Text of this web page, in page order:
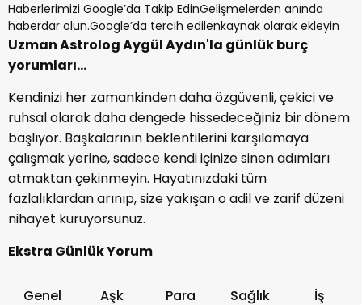
Haberlerimizi Google’da Takip EdinGelişmelerden anında
haberdar olun.Google’da tercih edilenkaynak olarak ekleyin
Uzman Astrolog Aygül Aydın'la günlük burç
yorumları...
Kendinizi her zamankinden daha özgüvenli, çekici ve
ruhsal olarak daha dengede hissedeceğiniz bir dönem
başlıyor. Başkalarının beklentilerini karşılamaya
çalışmak yerine, sadece kendi içinize sinen adımları
atmaktan çekinmeyin. Hayatınızdaki tüm
fazlalıklardan arınıp, size yakışan o adil ve zarif düzeni
nihayet kuruyorsunuz.
Ekstra Günlük Yorum
Genel Aşk Para Sağlık İş